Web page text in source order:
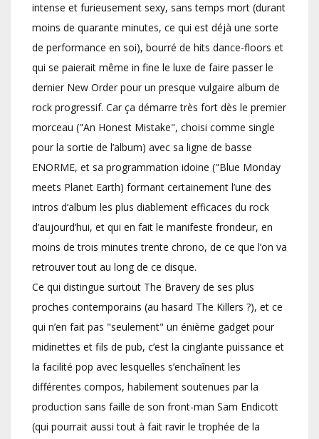
intense et furieusement sexy, sans temps mort (durant
moins de quarante minutes, ce qui est déjà une sorte
de performance en soi), bourré de hits dance-floors et
qui se paierait même in fine le luxe de faire passer le
dernier New Order pour un presque vulgaire album de
rock progressif. Car ça démarre très fort dès le premier
morceau ("An Honest Mistake", choisi comme single
pour la sortie de l’album) avec sa ligne de basse
ENORME, et sa programmation idoine ("Blue Monday
meets Planet Earth) formant certainement l’une des
intros d’album les plus diablement efficaces du rock
d’aujourd’hui, et qui en fait le manifeste frondeur, en
moins de trois minutes trente chrono, de ce que l’on va
retrouver tout au long de ce disque.
Ce qui distingue surtout The Bravery de ses plus
proches contemporains (au hasard The Killers ?), et ce
qui n’en fait pas "seulement" un énième gadget pour
midinettes et fils de pub, c’est la cinglante puissance et
la facilité pop avec lesquelles s’enchaînent les
différentes compos, habilement soutenues par la
production sans faille de son front-man Sam Endicott
(qui pourrait aussi tout à fait ravir le trophée de la